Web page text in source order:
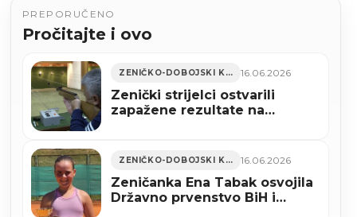
PREPORUČENO
Pročitajte i ovo
ZENIČKO-DOBOJSKI KANTON 16.06.2026
Zenički strijelci ostvarili
zapažene rezultate na
ZENIČKO-DOBOJSKI KANTON 16.06.2026
Zeničanka Ena Tabak osvojila
Državno prvenstvo BiH i